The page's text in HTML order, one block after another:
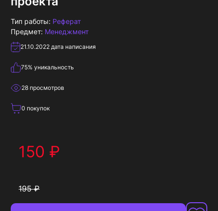
Тип работы: Реферат
Предмет: Менеджмент
21.10.2022 дата написания
75% уникальность
28 просмотров
0 покупок
150 ₽
195₽